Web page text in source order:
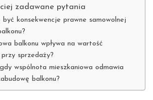
zadawane pytania
być konsekwencje prawne samowolnej
balkonu wpływa na wartość
sprzedaży?
wspólnota mieszkaniowa odmawia
balkonu?